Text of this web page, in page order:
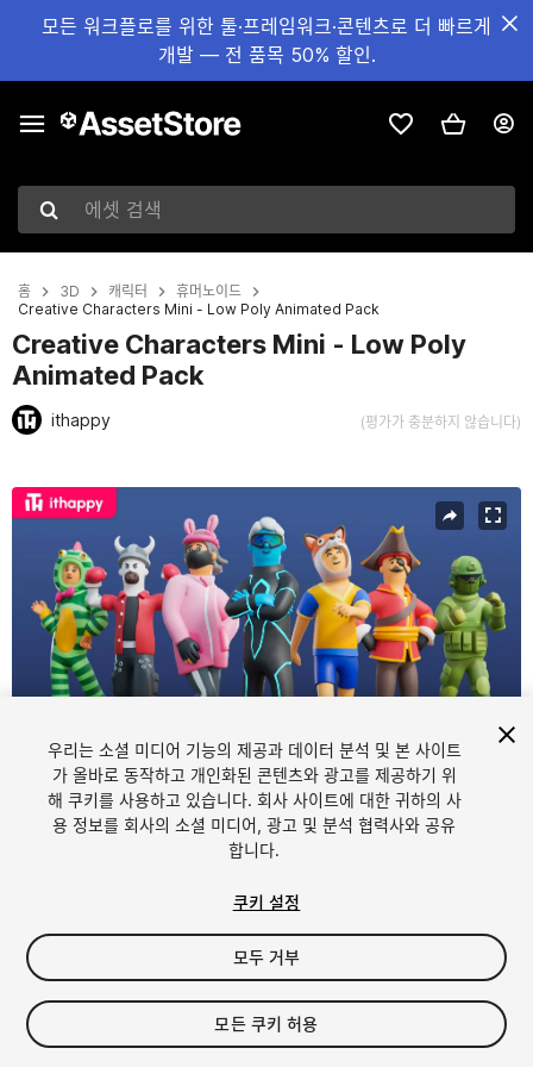
모든 워크플로를 위한 툴·프레임워크·콘텐츠로 더 빠르게
개발 — 전 품목 50% 할인.
에셋 검색
홈 3D 캐릭터
휴머노이드
Creative Characters Mini - Low Poly Animated Pack
Creative Characters Mini - Low Poly
Animated Pack
ithappy (평가가 충분하지 않습니다)
현재 슬라이드: 1 / 9
1/ 9
$39
세금/부가세는 결제 시 반영됩니다.
우리는 소셜 미디어 기능의 제공과 데이터 분석 및 본 사이트
가 올바로 동작하고 개인화된 콘텐츠와 광고를 제공하기 위
해 쿠키를 사용하고 있습니다. 회사 사이트에 대한 귀하의 사
용 정보를 회사의 소셜 미디어, 광고 및 분석 협력사와 공유
합니다.
쿠키 설정
모두 거부
모든 쿠키 허용